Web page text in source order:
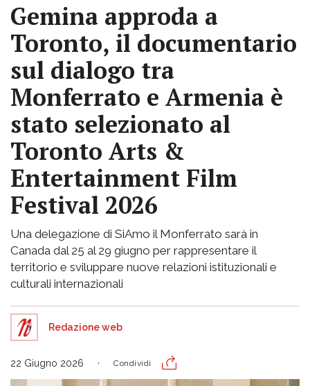
Gemina approda a
Toronto, il documentario
sul dialogo tra
Monferrato e Armenia è
stato selezionato al
Toronto Arts &
Entertainment Film
Festival 2026
Una delegazione di SiAmo il Monferrato sarà in
Canada dal 25 al 29 giugno per rappresentare il
territorio e sviluppare nuove relazioni istituzionali e
culturali internazionali
Redazione web
22 Giugno 2026 Condividi